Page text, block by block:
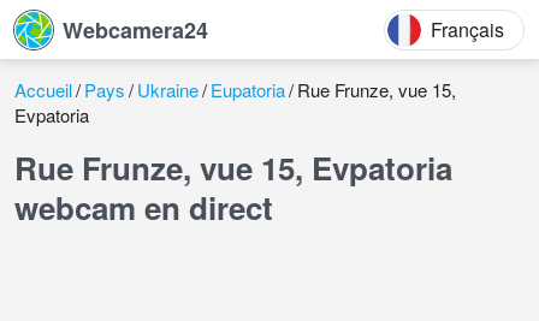
Webcamera24 Français
Accueil Pays Ukraine Eupatoria Rue Frunze, vue 15,
Evpatoria
Rue Frunze, vue 15, Evpatoria
webcam en direct